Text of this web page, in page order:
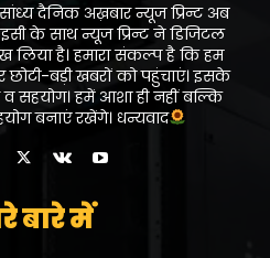
दैनिक अख़बार न्यूज प्रिन्ट अब
के साथ न्यूज प्रिन्ट ने डिजिटल
लिया है। हमारा संकल्प है कि हम
बड़ी खबरों को पहुंचाएं। इसके
सहयोग। हमें आशा ही नहीं बल्कि
बनाएं रखेंगे। धन्यवाद
बारे में